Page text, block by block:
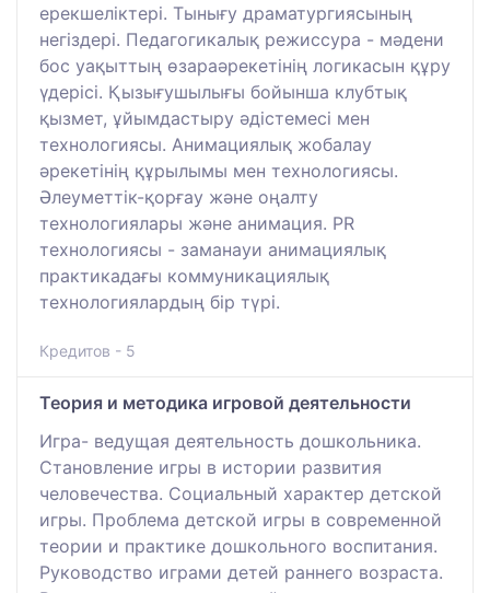
ерекшеліктері. Тынығу драматургиясының
негіздері. Педагогикалық режиссура - мәдени
бос уақыттың өзараәрекетінің логикасын құру
үдерісі. Қызығушылығы бойынша клубтық
қызмет, ұйымдастыру әдістемесі мен
технологиясы. Анимациялық жобалау
әрекетінің құрылымы мен технологиясы.
Әлеуметтік-қорғау және оңалту
технологиялары және анимация. РR
технологиясы - заманауи анимациялық
практикадағы коммуникациялық
технологиялардың бір түрі.
Кредитов - 5
Теория и методика игровой деятельности
Игра- ведущая деятельность дошкольника.
Становление игры в истории развития
человечества. Социальный характер детской
игры. Проблема детской игры в современной
теории и практике дошкольного воспитания.
Руководство играми детей раннего возраста.